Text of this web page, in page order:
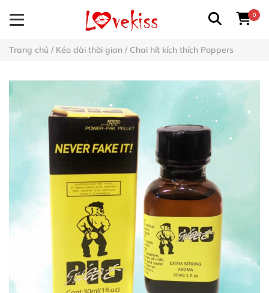
0
Trang chủ / Kéo dài thời gian / Chai hít kích thích Poppers